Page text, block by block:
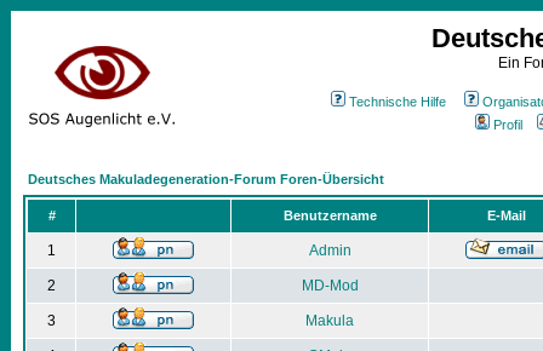
Ein
Technische Hilfe
Profil
Deutsches Makuladegeneration-Forum Foren-Übersicht
# Benutzername E-Mail
1 Admin
2 MD-Mod
3 Makula